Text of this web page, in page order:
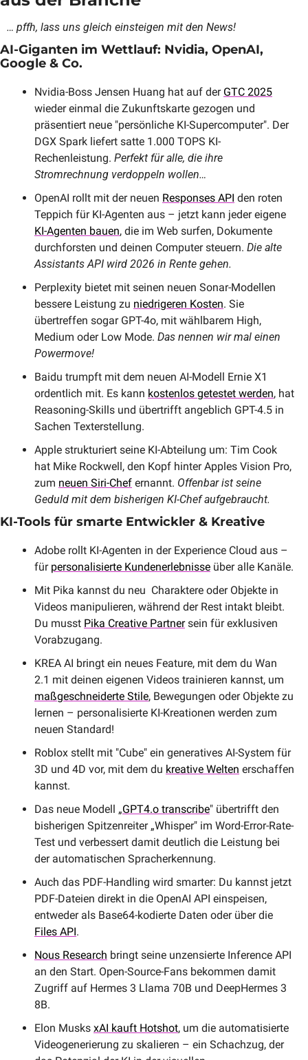
… pffh, lass uns gleich einsteigen mit den News!
AI-Giganten im Wettlauf: Nvidia, OpenAI,
Google & Co.
Nvidia-Boss Jensen Huang hat auf der GTC 2025
wieder einmal die Zukunftskarte gezogen und
präsentiert neue "persönliche KI-Supercomputer". Der
DGX Spark liefert satte 1.000 TOPS KI-
Rechenleistung. Perfekt für alle, die ihre
Stromrechnung verdoppeln wollen…
OpenAI rollt mit der neuen Responses API den roten
KI-Agenten bauen, die im Web surfen, Dokumente
durchforsten und deinen Computer steuern. Die alte
Assistants API wird 2026 in Rente gehen.
Perplexity bietet mit seinen neuen Sonar-Modellen
bessere Leistung zu niedrigeren Kosten. Sie
übertreffen sogar GPT-4o, mit wählbarem High,
Medium oder Low Mode. Das nennen wir mal einen
Powermove!
Baidu trumpft mit dem neuen AI-Modell Ernie X1
ordentlich mit. Es kann kostenlos getestet werden, hat
Reasoning-Skills und übertrifft angeblich GPT-4.5 in
Sachen Texterstellung.
Apple strukturiert seine KI-Abteilung um: Tim Cook
hat Mike Rockwell, den Kopf hinter Apples Vision Pro,
zum neuen Siri-Chef ernannt. Offenbar ist seine
Geduld mit dem bisherigen KI-Chef aufgebraucht.
KI-Tools für smarte Entwickler & Kreative
Adobe rollt KI-Agenten in der Experience Cloud aus –
für personalisierte Kundenerlebnisse über alle Kanäle.
Mit Pika kannst du neu  Charaktere oder Objekte in
Videos manipulieren, während der Rest intakt bleibt.
Du musst Pika Creative Partner sein für exklusiven
Vorabzugang.
KREA AI bringt ein neues Feature, mit dem du Wan
maßgeschneiderte Stile, Bewegungen oder Objekte zu
lernen – personalisierte KI-Kreationen werden zum
neuen Standard!
Roblox stellt mit "Cube" ein generatives AI-System für
3D und 4D vor, mit dem du kreative Welten erschaffen
kannst.
Das neue Modell „GPT4.o transcribe" übertrifft den
bisherigen Spitzenreiter „Whisper" im Word-Error-Rate-
Test und verbessert damit deutlich die Leistung bei
der automatischen Spracherkennung.
Auch das PDF-Handling wird smarter: Du kannst jetzt
PDF-Dateien direkt in die OpenAI API einspeisen,
Files API.
Nous Research bringt seine unzensierte Inference API
an den Start. Open-Source-Fans bekommen damit
Zugriff auf Hermes 3 Llama 70B und DeepHermes 3
8B.
Elon Musks xAI kauft Hotshot, um die automatisierte
Videogenerierung zu skalieren – ein Schachzug, der